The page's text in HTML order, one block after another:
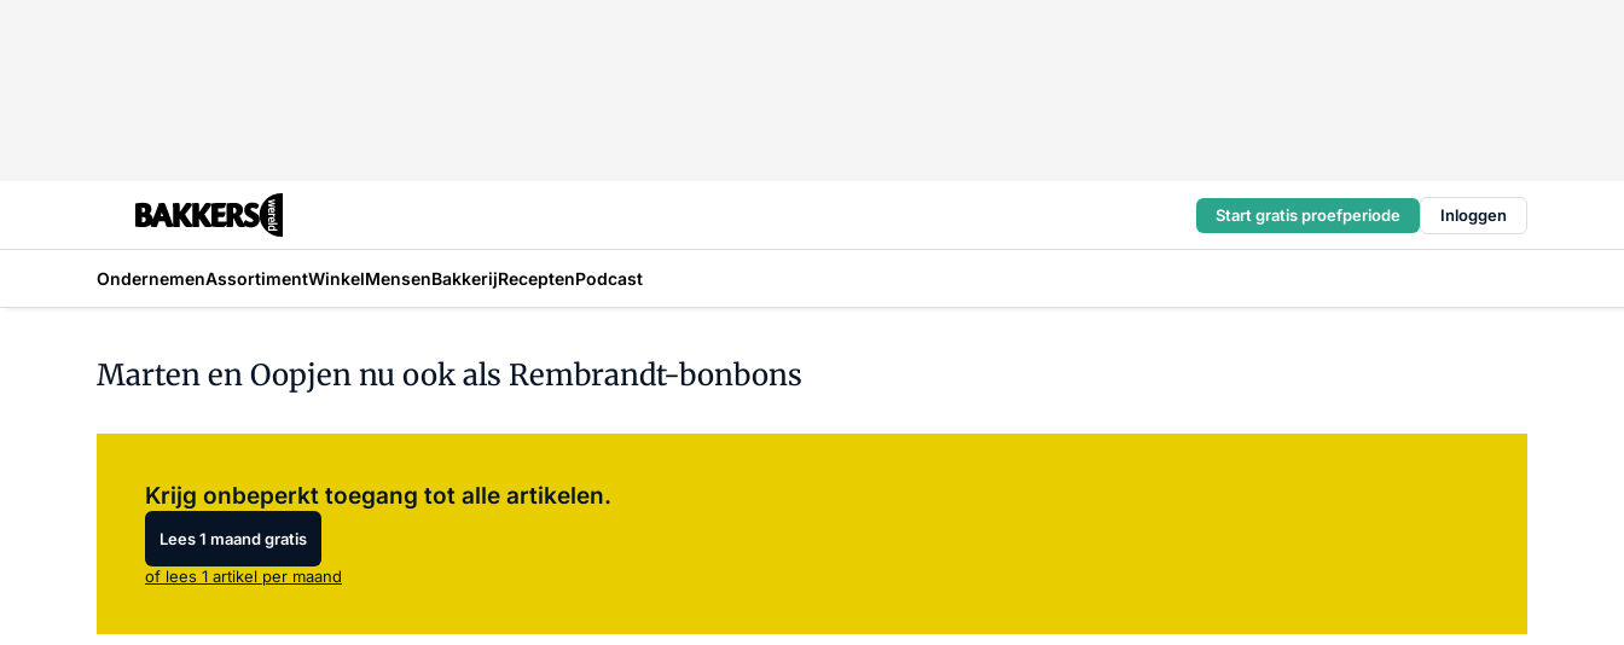
Start gratis proefperiode Inloggen
OndernemenAssortimentWinkelMensenBakkerijReceptenPodcast
Marten en Oopjen nu ook als Rembrandt-bonbons
Krijg onbeperkt toegang tot alle artikelen.
Lees 1 maand gratis
of lees 1 artikel per maand